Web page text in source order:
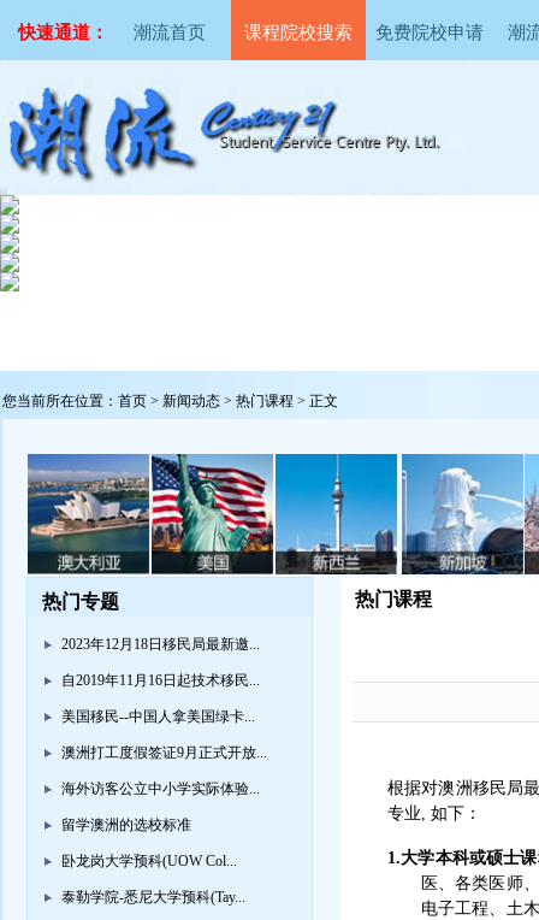
快速通道： 潮流首页 课程院校搜索 免费院校申请 潮
您当前所在位置： 首页 > 新闻动态 > 热门课程 > 正文
热门专题
2023年12月18日移民局最新邀...
自2019年11月16日起技术移民...
美国移民--中国人拿美国绿卡...
澳洲打工度假签证9月正式开放...
海外访客公立中小学实际体验...
留学澳洲的选校标准
卧龙岗大学预科(UOW Col...
泰勒学院-悉尼大学预科(Tay...
热门课程
根据对澳洲移民局
专业, 如下：
1.大学本科或硕士
医、各类医师
电子工程、土